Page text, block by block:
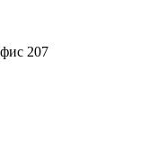
207